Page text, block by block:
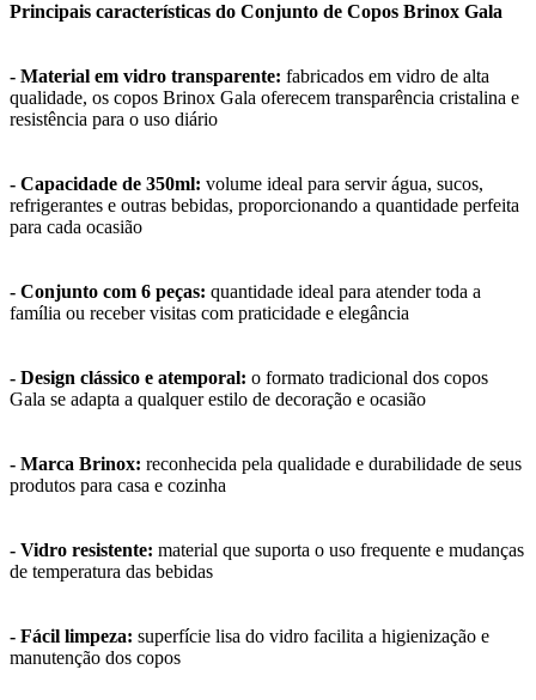
Principais características do Conjunto de Copos Brinox Gala
- Material em vidro transparente: fabricados em vidro de alta
qualidade, os copos Brinox Gala oferecem transparência cristalina e
resistência para o uso diário
- Capacidade de 350ml: volume ideal para servir água, sucos,
refrigerantes e outras bebidas, proporcionando a quantidade perfeita
para cada ocasião
- Conjunto com 6 peças: quantidade ideal para atender toda a
família ou receber visitas com praticidade e elegância
- Design clássico e atemporal: o formato tradicional dos copos
Gala se adapta a qualquer estilo de decoração e ocasião
- Marca Brinox: reconhecida pela qualidade e durabilidade de seus
produtos para casa e cozinha
- Vidro resistente: material que suporta o uso frequente e mudanças
de temperatura das bebidas
- Fácil limpeza: superfície lisa do vidro facilita a higienização e
manutenção dos copos